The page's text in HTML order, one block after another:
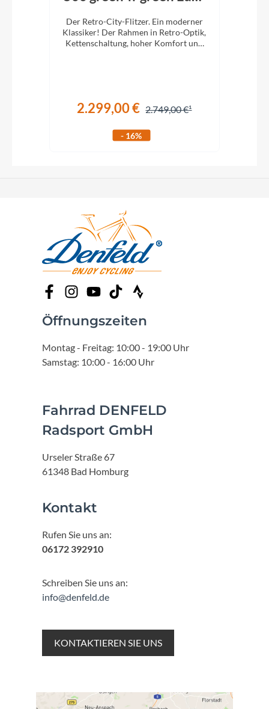
Der Retro-City-Flitzer. Ein moderner
Klassiker! Der Rahmen in Retro-Optik,
Kettenschaltung, hoher Komfort und
2.299,00 € 2.749,00 €
- 16%
Öffnungszeiten
Montag - Freitag: 10:00 - 19:00 Uhr
Samstag: 10:00 - 16:00 Uhr
Fahrrad DENFELD
Radsport GmbH
Urseler Straße 67
61348 Bad Homburg
Kontakt
Rufen Sie uns an:
06172 392910
Schreiben Sie uns an:
info@denfeld.de
KONTAKTIEREN SIE UNS